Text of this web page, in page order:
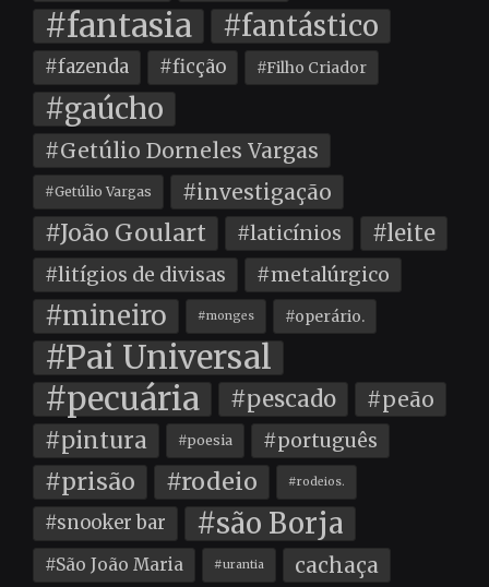
#fantasia #fantástico
#fazenda #ficção #Filho Criador
#gaúcho
#Getúlio Dorneles Vargas
#Getúlio Vargas #investigação
#João Goulart #laticínios #leite
#litígios de divisas #metalúrgico
#mineiro #monges #operário.
#Pai Universal
#pecuária
#pescado #peão
#pintura #poesia #português
#prisão #rodeio #rodeios.
#snooker bar #são Borja
#São João Maria #urantia cachaça